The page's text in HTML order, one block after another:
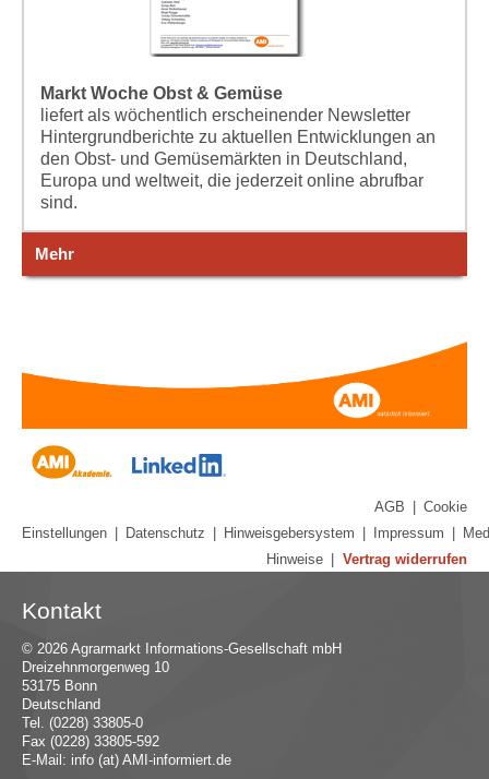
Markt Woche Obst & Gemüse
liefert als wöchentlich erscheinender Newsletter
Hintergrundberichte zu aktuellen Entwicklungen an
den Obst- und Gemüsemärkten in Deutschland,
Europa und weltweit, die jederzeit online abrufbar
sind.
Mehr
AGB
Cookie
Einstellungen
Datenschutz Hinweisgebersystem Impressum
Hinweise
Vertrag widerrufen
Kontakt
© 2026 Agrarmarkt Informations-Gesellschaft mbH
Dreizehnmorgenweg 10
53175 Bonn
Deutschland
Tel. (0228) 33805-0
Fax (0228) 33805-592
E-Mail: info (at) AMI-informiert.de